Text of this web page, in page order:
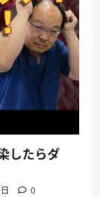
したらダ
0